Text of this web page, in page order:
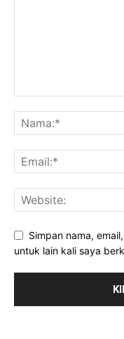
Simpan nama,
untuk lain kali saya